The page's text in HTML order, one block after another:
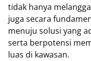
tidak hanya
juga secara
menuju solusi yang
serta berpotensi
luas di kawasan.